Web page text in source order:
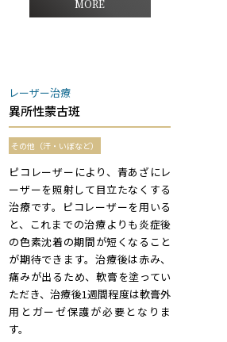
MORE
レーザー治療
異所性蒙古斑
その他（汗・いぼなど）
ピコレーザーにより、青あざにレ
ーザーを照射して目立たなくする
治療です。ピコレーザーを用いる
と、これまでの治療よりも炎症後
の色素沈着の期間が短くなること
が期待できます。治療後は赤み、
痛みが出るため、軟膏を塗ってい
ただき、治療後1週間程度は軟膏外
用とガーゼ保護が必要となりま
す。